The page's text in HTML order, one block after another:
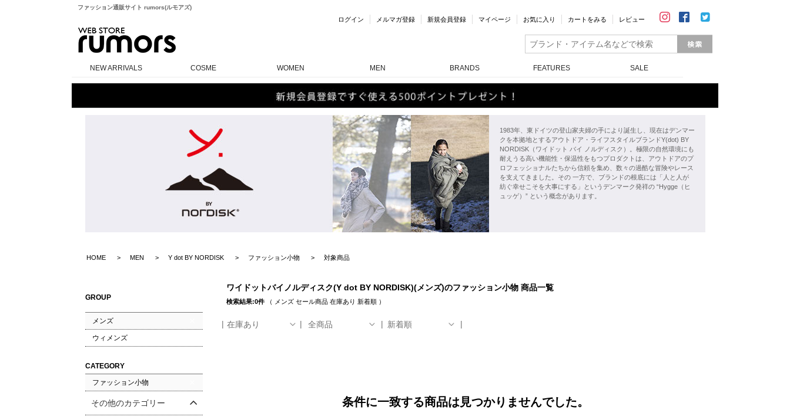
ファッション通販サイト rumors(ルモアズ)
ログイン メルマガ登録 新規会員登録 マイページ お気に入り カートをみる レビュー
NEW ARRIVALS COSME WOMEN MEN BRANDS FEATURES SALE
1983年、東ドイツの登山家夫婦の手により誕生し、現在はデンマー
クを本拠地とするアウトドア・ライフスタイルブランドY(dot) BY
NORDISK（ワイドット バイ ノルディスク）。極限の自然環境にも
耐えうる高い機能性・保温性をもつプロダクトは、アウトドアのプ
ロフェッショナルたちから信頼を集め、数々の過酷な冒険やレース
を支えてきました。その 一方で、ブランドの根底には「人と人が
紡ぐ幸せこそを大事にする」というデンマーク発祥の “Hygge（ヒ
ュッゲ）” という概念があります。
HOME MEN Y dot BY NORDISK ファッション小物 対象商品
GROUP
メンズ
ウィメンズ
CATEGORY
ファッション小物
その他のカテゴリー
ワイドットバイノルディスク(Y dot BY NORDISK)(メンズ)のファッション小物 商品一覧
検索結果:0件（ メンズ セール商品 在庫あり 新着順）
在庫あり 全商品 新着順
条件に一致する商品は見つかりませんでした。